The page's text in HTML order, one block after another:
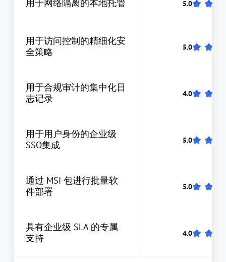
用于网络隔离的本地托管
用于访问控制的精细化安
全策略
用于合规审计的集中化日
志记录
用于用户身份的企业级
SSO集成
通过 MSI 包进行批量软
件部署
具有企业级 SLA 的专属
支持